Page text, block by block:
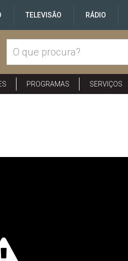
TELEVISÃO RÁDIO
PROGRAMAS SERVIÇOS